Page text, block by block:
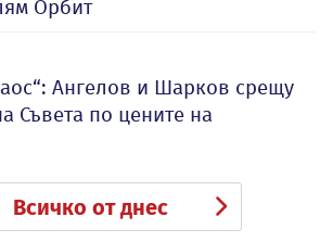
Орбит
Ангелов и Шарков срещу
Съвета по цените на
Всичко от днес